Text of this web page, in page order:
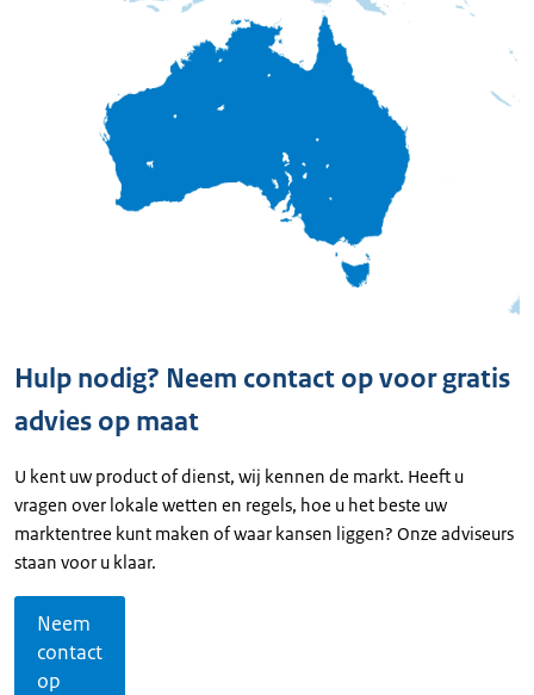
Hulp nodig? Neem contact op voor gratis
advies op maat
U kent uw product of dienst, wij kennen de markt. Heeft u
vragen over lokale wetten en regels, hoe u het beste uw
marktentree kunt maken of waar kansen liggen? Onze adviseurs
staan voor u klaar.
Neem
contact
op